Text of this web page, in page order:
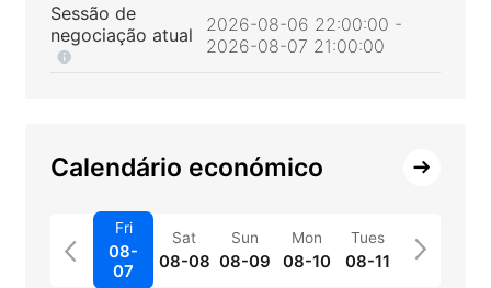
Sessão de
negociação atual
2026-08-06 22:00:00 -
2026-08-07 21:00:00
Calendário económico
Fri
08-
07
Sat
08-08
Sun
08-09
Mon
08-10
Tues
08-11